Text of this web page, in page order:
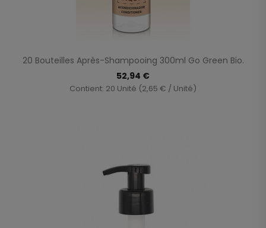
20 Bouteilles Après-Shampooing 300ml Go Green Bio.
52,94 €
Contient: 20 Unité (2,65 € / Unité)